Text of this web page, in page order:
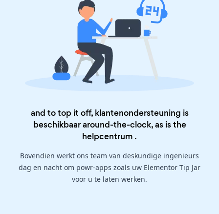
and to top it off, klantenondersteuning is
beschikbaar around-the-clock, as is the
helpcentrum .
Bovendien werkt ons team van deskundige ingenieurs
dag en nacht om powr-apps zoals uw Elementor Tip Jar
voor u te laten werken.